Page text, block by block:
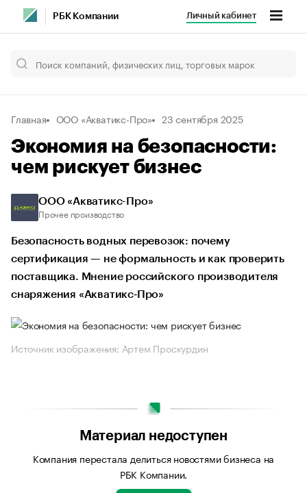
РБК Компании Личный кабинет
Главная ООО «Акватикс-Про» 23 сентября 2025
Экономия на безопасности:
чем рискует бизнес
ООО «Акватикс-Про»
Прочее производство
Безопасность водных перевозок: почему
сертификация — не формальность и как проверить
поставщика. Мнение российского производителя
снаряжения «Акватикс‑Про»
Источник изображения: Артем Проскурдин
Материал недоступен
Компания перестала делиться новостями бизнеса на
РБК Компании.